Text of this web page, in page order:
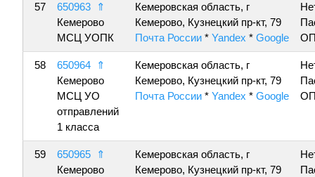
57 650963
⇑
Кемерово
МСЦ УОПК
Кемеровская область, г
Кемерово, Кузнецкий пр-кт, 79
Почта России * Yandex * Google
58 650964
⇑
Кемерово
МСЦ УО
отправлений
1 класса
Кемеровская область, г
Кемерово, Кузнецкий пр-кт, 79
Почта России * Yandex * Google
59 650965
⇑
Кемерово
Кемеровская область, г
Кемерово, Кузнецкий пр-кт, 79